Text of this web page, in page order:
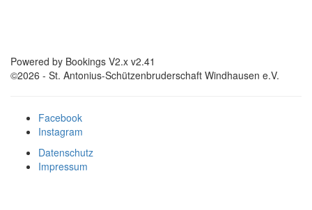
Powered by Bookings V2.x v2.41
©2026 - St. Antonius-Schützenbruderschaft Windhausen e.V.
Facebook
Instagram
Datenschutz
Impressum